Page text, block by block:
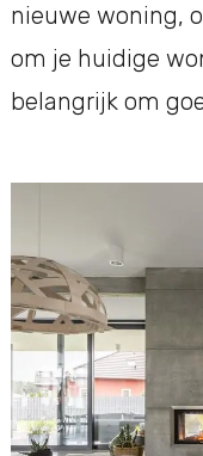
nieuwe woning,
om je huidige
belangrijk om